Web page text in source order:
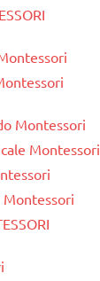
Montessori
Montessori